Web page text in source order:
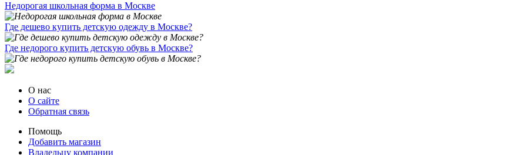
Недорогая школьная форма в Москве
Где дешево купить детскую одежду в Москве?
Где недорого купить детскую обувь в Москве?
О нас
О сайте
Обратная связь
Помощь
Добавить магазин
Владельцу компании